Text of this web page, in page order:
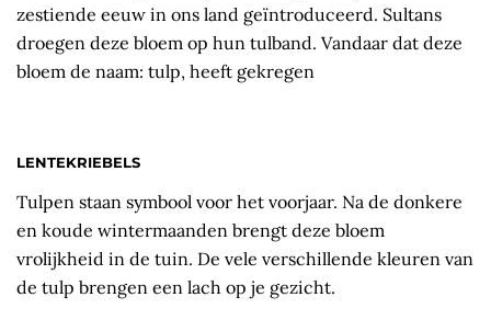
zestiende eeuw in ons land geïntroduceerd. Sultans
droegen deze bloem op hun tulband. Vandaar dat deze
bloem de naam: tulp, heeft gekregen
LENTEKRIEBELS
Tulpen staan symbool voor het voorjaar. Na de donkere
en koude wintermaanden brengt deze bloem
vrolijkheid in de tuin. De vele verschillende kleuren van
de tulp brengen een lach op je gezicht.